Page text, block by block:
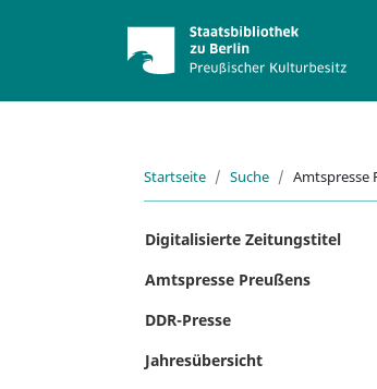
Startseite Suche Amtspresse
Digitalisierte Zeitungstitel
Amtspresse Preußens
DDR-Presse
Jahresübersicht